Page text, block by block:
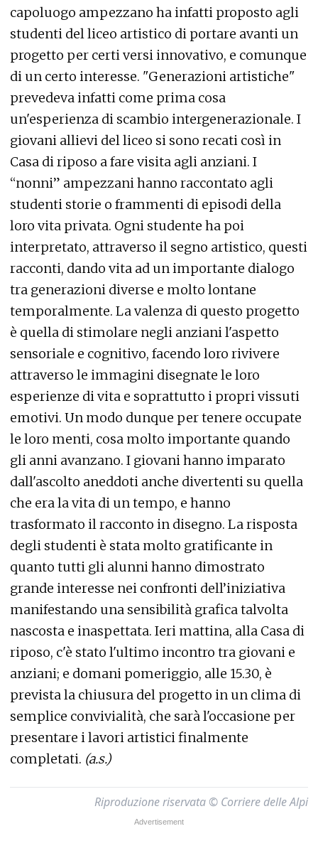
capoluogo ampezzano ha infatti proposto agli
studenti del liceo artistico di portare avanti un
progetto per certi versi innovativo, e comunque
di un certo interesse. "Generazioni artistiche"
prevedeva infatti come prima cosa
un'esperienza di scambio intergenerazionale. I
giovani allievi del liceo si sono recati così in
Casa di riposo a fare visita agli anziani. I
“nonni” ampezzani hanno raccontato agli
studenti storie o frammenti di episodi della
loro vita privata. Ogni studente ha poi
interpretato, attraverso il segno artistico, questi
racconti, dando vita ad un importante dialogo
tra generazioni diverse e molto lontane
temporalmente. La valenza di questo progetto
è quella di stimolare negli anziani l'aspetto
sensoriale e cognitivo, facendo loro rivivere
attraverso le immagini disegnate le loro
esperienze di vita e soprattutto i propri vissuti
emotivi. Un modo dunque per tenere occupate
le loro menti, cosa molto importante quando
gli anni avanzano. I giovani hanno imparato
dall'ascolto aneddoti anche divertenti su quella
che era la vita di un tempo, e hanno
trasformato il racconto in disegno. La risposta
degli studenti è stata molto gratificante in
quanto tutti gli alunni hanno dimostrato
grande interesse nei confronti dell’iniziativa
manifestando una sensibilità grafica talvolta
nascosta e inaspettata. Ieri mattina, alla Casa di
riposo, c'è stato l'ultimo incontro tra giovani e
anziani; e domani pomeriggio, alle 15.30, è
prevista la chiusura del progetto in un clima di
semplice convivialità, che sarà l'occasione per
presentare i lavori artistici finalmente
completati. (a.s.)
Riproduzione riservata © Corriere delle Alpi